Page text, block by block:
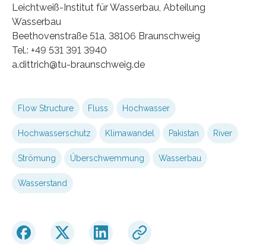
Leichtweiß-Institut für Wasserbau, Abteilung
Wasserbau
Beethovenstraße 51a, 38106 Braunschweig
Tel.: +49 531 391 3940
a.dittrich@tu-braunschweig.de
Flow Structure Fluss Hochwasser
Hochwasserschutz Klimawandel Pakistan River
Strömung Überschwemmung Wasserbau
Wasserstand